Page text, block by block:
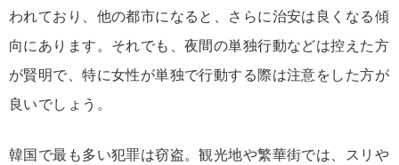
われており、他の都市になると、さらに治安は良くなる傾
向にあります。それでも、夜間の単独行動などは控えた方
が賢明で、特に女性が単独で行動する際は注意をした方が
良いでしょう。
韓国で最も多い犯罪は窃盗。観光地や繁華街では、スリや